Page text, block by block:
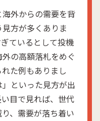
外からの需要を背
方が多くありま
ているとして投機
の高額落札をめぐ
た例もありまし
といった見方が出
目で見れば、世代
、需要が落ち着い